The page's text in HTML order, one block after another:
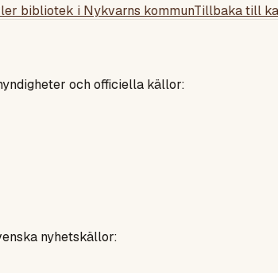
bibliotek i Nykvarns kommunTillbaka till
och officiella källor:
nyhetskällor: